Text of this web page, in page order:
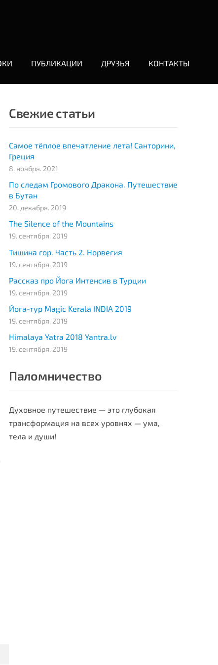
ПУБЛИКАЦИИ ДРУЗЬЯ КОНТАКТЫ
Свежие статьи
Самое тёплое впечатление лета! Санторини,
Греция
8. ноября. 2021
По следам Громового Дракона. Путешествие
в Бутан
20. декабря. 2019
The Silence of the Mountains
19. сентября. 2019
Тишина гор. Часть 2. Норвегия
19. сентября. 2019
Рассказ про Йога Интенсив в Турции
19. сентября. 2019
Йога-тур Magic Kerala INDIA 2019
19. сентября. 2019
Himalaya Yatra 2018 Yantra.lv
19. сентября. 2019
Паломничество
Духовное путешествие — это глубокая
трансформация на всех уровнях — ума,
тела и души!